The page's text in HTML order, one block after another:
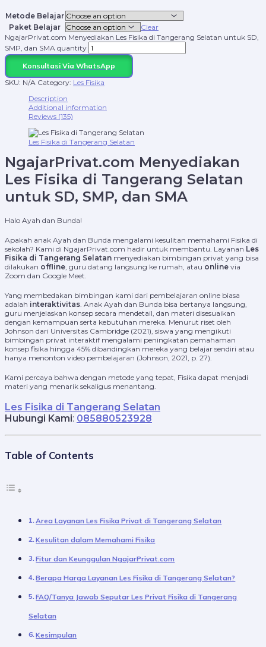
Metode Belajar
Paket Belajar
Clear
NgajarPrivat.com Menyediakan Les Fisika di Tangerang Selatan untuk SD,
SMP, dan SMA quantity
Konsultasi Via WhatsApp
SKU: N/A Category: Les Fisika
Description
Additional information
Reviews (135)
Les Fisika di Tangerang Selatan
NgajarPrivat.com Menyediakan
Les Fisika di Tangerang Selatan
untuk SD, SMP, dan SMA
Halo Ayah dan Bunda!
Apakah anak Ayah dan Bunda mengalami kesulitan memahami Fisika di
sekolah? Kami di NgajarPrivat.com hadir untuk membantu. Layanan Les
Fisika di Tangerang Selatan menyediakan bimbingan privat yang bisa
dilakukan offline, guru datang langsung ke rumah, atau online via
Zoom dan Google Meet.
Yang membedakan bimbingan kami dari pembelajaran online biasa
adalah interaktivitas. Anak Ayah dan Bunda bisa bertanya langsung,
guru menjelaskan konsep secara mendetail, dan materi disesuaikan
dengan kemampuan serta kebutuhan mereka. Menurut riset oleh
Johnson dari Universitas Cambridge (2021), siswa yang mengikuti
bimbingan privat interaktif mengalami peningkatan pemahaman
konsep fisika hingga 45% dibandingkan mereka yang belajar sendiri atau
hanya menonton video pembelajaran (Johnson, 2021, p. 27).
Kami percaya bahwa dengan metode yang tepat, Fisika dapat menjadi
materi yang menarik sekaligus menantang.
Les Fisika di Tangerang Selatan
Hubungi Kami: 085880523928
Table of Contents
Area Layanan Les Fisika Privat di Tangerang Selatan
Kesulitan dalam Memahami Fisika
Fitur dan Keunggulan NgajarPrivat.com
Berapa Harga Layanan Les Fisika di Tangerang Selatan?
FAQ/Tanya Jawab Seputar Les Privat Fisika di Tangerang
Selatan
Kesimpulan